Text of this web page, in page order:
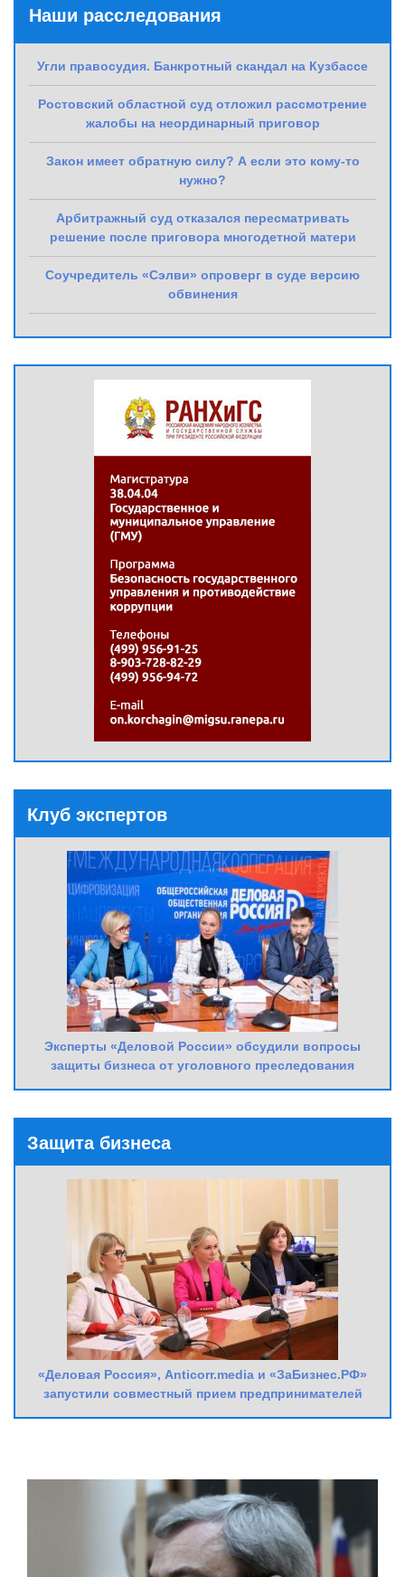
Наши расследования
Угли правосудия. Банкротный скандал на Кузбассе
Ростовский областной суд отложил рассмотрение
жалобы на неординарный приговор
Закон имеет обратную силу? А если это кому-то
нужно?
Арбитражный суд отказался пересматривать
решение после приговора многодетной матери
Соучредитель «Сэлви» опроверг в суде версию
обвинения
Клуб экспертов
Эксперты «Деловой России» обсудили вопросы
защиты бизнеса от уголовного преследования
Защита бизнеса
«Деловая Россия», Anticorr.media и «ЗаБизнес.РФ»
запустили совместный прием предпринимателей